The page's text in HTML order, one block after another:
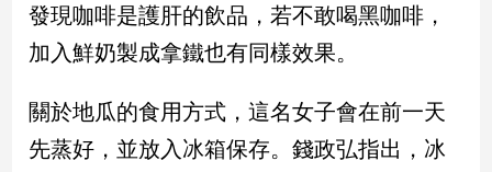
冠
毒
區
發現咖啡是護肝的飲品，若不敢喝黑咖啡，
加入鮮奶製成拿鐵也有同樣效果。
關於地瓜的食用方式，這名女子會在前一天
先蒸好，並放入冰箱保存。錢政弘指出，冰